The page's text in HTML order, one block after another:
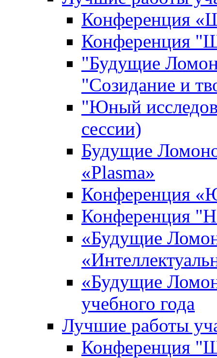
Конференция
Конференция
"Будущие
"Созидание и
"Юный
сессии)
Будущие
«Plasma»
Конференция
Конференция
«Будущие
«Будущие
учебного года
Лучшие работы
Конференция